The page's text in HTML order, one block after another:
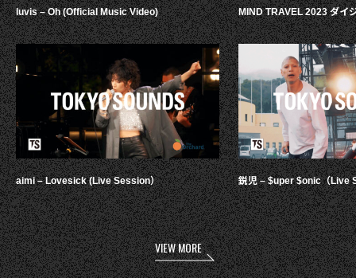
luvis – Oh (Official Music Video)
aimi – Lovesick (Live Session）
MIND TRAVEL 2023 ダイ
鋭児 – $uper $onic（Live
VIEW MORE